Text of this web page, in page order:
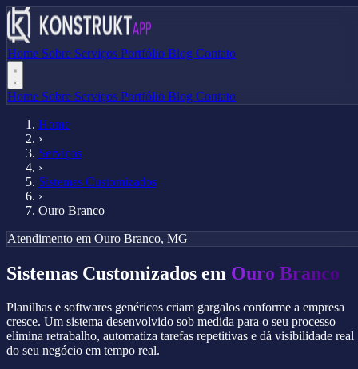
Home Sobre Serviços Portfólio Blog Contato
Home Sobre Serviços Portfólio Blog Contato
Home
›
Serviços
›
Sistemas Customizados
›
Ouro Branco
Atendimento em Ouro Branco, MG
Sistemas Customizados em Ouro Branco
Planilhas e softwares genéricos criam gargalos conforme a empresa
cresce. Um sistema desenvolvido sob medida para o seu processo
elimina retrabalho, automatiza tarefas repetitivas e dá visibilidade real
do seu negócio em tempo real.